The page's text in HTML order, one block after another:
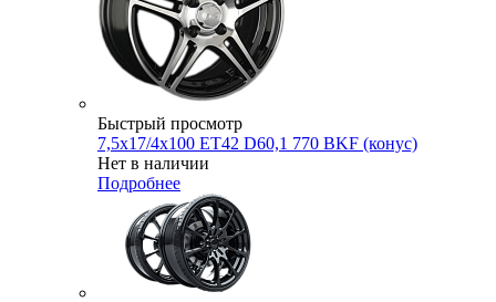
Быстрый просмотр
7,5x17/4x100 ET42 D60,1 770 BKF (конус)
Нет в наличии
Подробнее